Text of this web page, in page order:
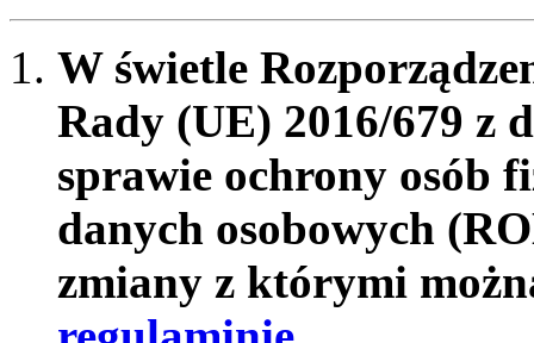
W świetle
Rady (UE) 2016/679 z
sprawie ochrony osób
danych osobowych
zmiany z którymi